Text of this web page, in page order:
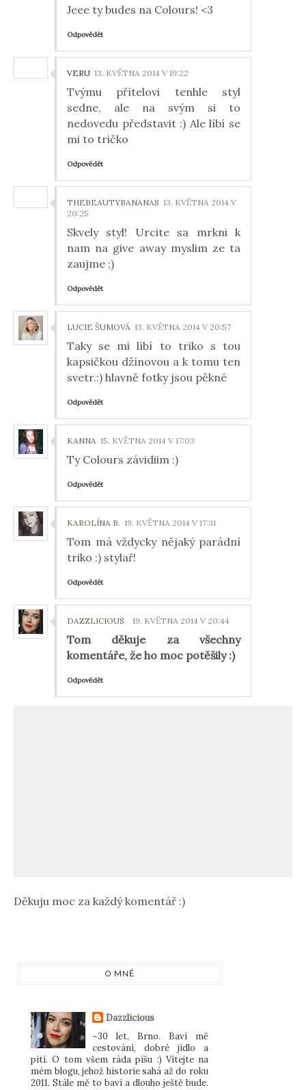
Jeee ty budes na Colours! <3
Odpovědět
VERU 13. KVĚTNA 2014 V 19:22
Tvýmu přítelovi tenhle styl
sedne, ale na svým si to
nedovedu představit :) Ale líbí se
mi to tričko
Odpovědět
THEBEAUTYBANANAS 13. KVĚTNA 2014 V
20:25
Skvely styl! Urcite sa mrkni k
nam na give away myslim ze ta
zaujme ;)
Odpovědět
LUCIE ŠUMOVÁ 13. KVĚTNA 2014 V 20:57
Taky se mi líbí to triko s tou
kapsičkou džínovou a k tomu ten
svetr.:) hlavně fotky jsou pěkné
Odpovědět
KANNA 15. KVĚTNA 2014 V 17:03
Ty Colours závidiim :)
Odpovědět
KAROLÍNA B. 19. KVĚTNA 2014 V 17:31
Tom má vždycky nějaký parádní
triko :) stylař!
Odpovědět
DAZZLICIOUS 19. KVĚTNA 2014 V 20:44
Tom děkuje za všechny
komentáře, že ho moc potěšily :)
Odpovědět
Děkuju moc za každý komentář :)
O MNĚ
Dazzlicious
~30 let, Brno. Baví mě
cestování, dobré jídlo a
pití. O tom všem ráda píšu :) Vítejte na
mém blogu, jehož historie sahá až do roku
2011. Stále mě to baví a dlouho ještě bude.